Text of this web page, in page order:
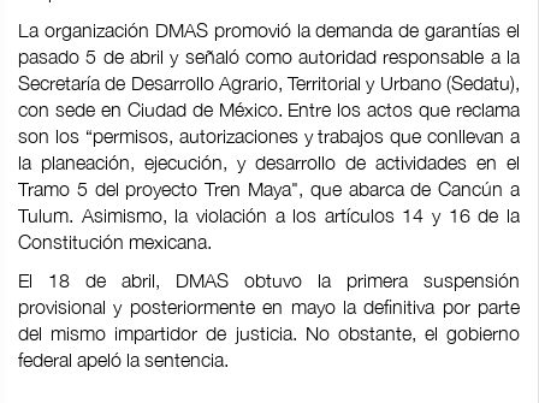
La organización DMAS promovió la demanda de garantías el
pasado 5 de abril y señaló como autoridad responsable a la
Secretaría de Desarrollo Agrario, Territorial y Urbano (Sedatu),
con sede en Ciudad de México. Entre los actos que reclama
son los “permisos, autorizaciones y trabajos que conllevan a
la planeación, ejecución, y desarrollo de actividades en el
Tramo 5 del proyecto Tren Maya", que abarca de Cancún a
Tulum. Asimismo, la violación a los artículos 14 y 16 de la
Constitución mexicana.
El 18 de abril, DMAS obtuvo la primera suspensión
provisional y posteriormente en mayo la definitiva por parte
del mismo impartidor de justicia. No obstante, el gobierno
federal apeló la sentencia.